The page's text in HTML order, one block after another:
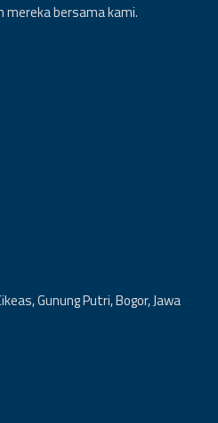
mereka bersama kami.
Gunung Putri, Bogor, Jawa